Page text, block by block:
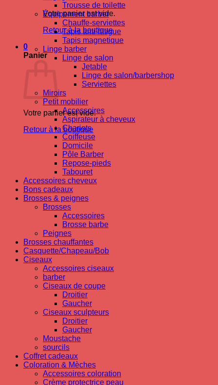
Votre panier est vide.
Retour à la boutique
0
Panier
Votre panier est vide.
Retour à la boutique
Trousse de toilette
Équipement barber
Chauffe-serviettes
Tapis anti-fatigue
Tapis magnetique
Linge barber
Linge de salon
Jetable
Linge de salon/barbershop
Serviettes
Miroirs
Petit mobilier
Accessoires
Aspirateur à cheveux
Chariots
Coiffeuse
Domicile
Pôle Barber
Repose-pieds
Tabouret
Accessoires cheveux
Bons cadeaux
Brosses & peignes
Brosses
Accessoires
Brosse barbe
Peignes
Brosses chauffantes
Casquette/Chapeau/Bob
Ciseaux
Accessoires ciseaux
barber
Ciseaux de coupe
Droitier
Gaucher
Ciseaux sculpteurs
Droitier
Gaucher
Moustache
sourcils
Coffret cadeaux
Coloration & Mèches
Accessoires coloration
Crème protectrice peau